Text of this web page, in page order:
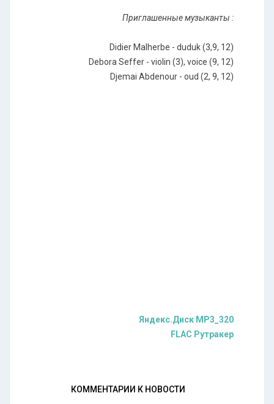
Приглашенные музыканты :
Didier Malherbe - duduk (3,9, 12)
Debora Seffer - violin (3), voice (9, 12)
Djemai Abdenour - oud (2, 9, 12)
Яндекс.Диск MP3_320
FLAC Рутракер
КОММЕНТАРИИ К НОВОСТИ